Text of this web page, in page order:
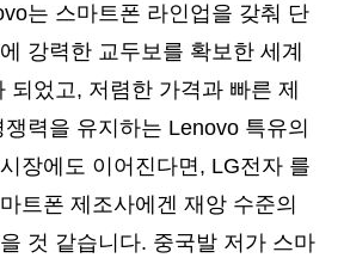
는 스마트폰 라인업을 갖춰 단
강력한 교두보를 확보한 세계
되었고, 저렴한 가격과 빠른 제
력을 유지하는 Lenovo 특유의
장에도 이어진다면, LG전자 를
트폰 제조사에겐 재앙 수준의
것 같습니다. 중국발 저가 스마